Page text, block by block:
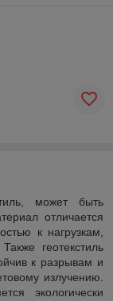
может быть
отличается
к нагрузкам,
геотекстиль
к разрывам и
излучению.
экологически